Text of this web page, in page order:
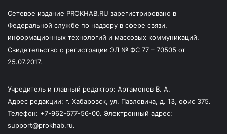
Сетевое издание PROKHAB.RU зарегистрировано в
Федеральной службе по надзору в сфере связи,
информационных технологий и массовых коммуникаций.
Свидетельство о регистрации ЭЛ № ФС 77 – 70505 от
25.07.2017.
Учредитель и главный редактор: Артамонов В. А.
Адрес редакции: г. Хабаровск, ул. Павловича, д. 13, офис 375.
Телефон: +7-962-677-56-00. Электронный адрес:
support@prokhab.ru.